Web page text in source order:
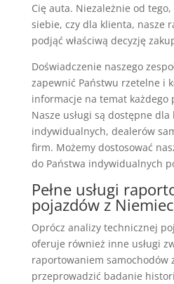
Cię auta. Niezależnie od
siebie, czy dla klienta, nasze
podjąć właściwą decyzję
Doświadczenie naszego
zapewnić Państwu rzetelne i
informacje na temat każdego
Nasze usługi są dostępne
indywidualnych, dealerów
firm. Możemy dostosować
do Państwa indywidualnych
Pełne usługi
pojazdów z Niemiec
Oprócz analizy technicznej
oferuje również inne usługi
raportowaniem samochodów
przeprowadzić badanie